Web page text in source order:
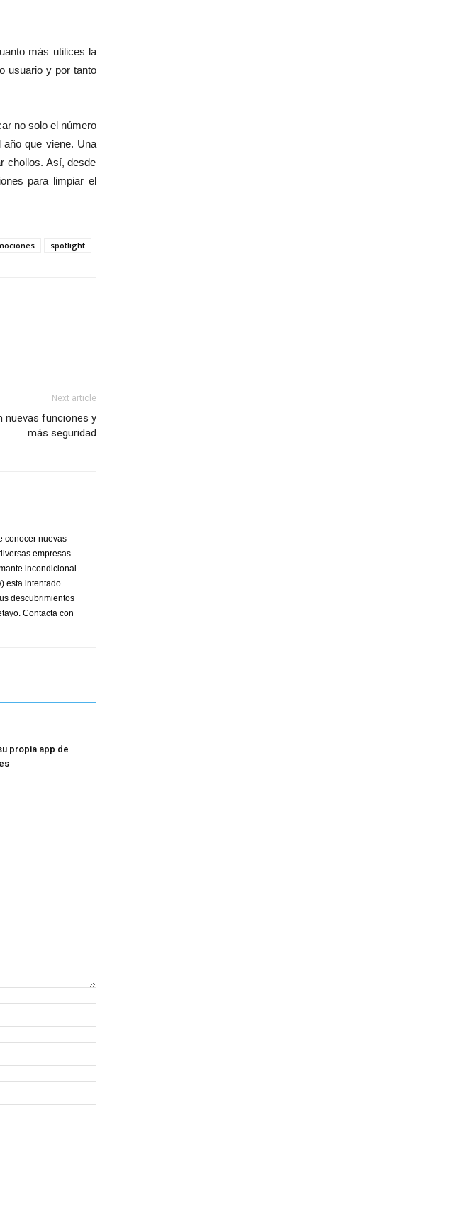
más utilices la
usuario y por tanto
no solo el número
año que viene. Una
chollos. Así, desde
para limpiar el
spotlight
Next article
nuevas funciones y
más seguridad
conocer nuevas
empresas
incondicional
esta intentado
descubrimientos
Contacta con
propia app de